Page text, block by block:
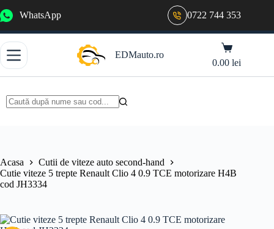
la
WhatsApp 0722 744 353
EDMauto.ro
Coș
de
cumpărături
0.00lei
Acasa
Cutii de viteze auto second-hand
Cutie viteze 5 trepte Renault Clio 4 0.9 TCE motorizare H4B
cod JH3334